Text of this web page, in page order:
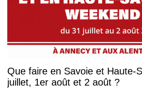
Que faire en Savoie et Haute-
juillet, 1er août et 2 août ?